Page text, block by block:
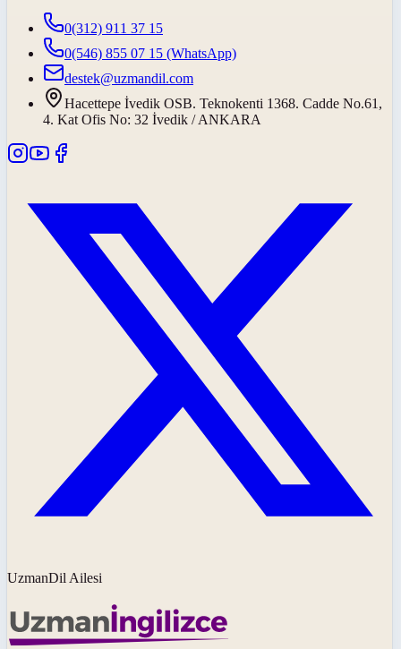
0(312) 911 37 15
0(546) 855 07 15 (WhatsApp)
destek@uzmandil.com
Hacettepe İvedik OSB. Teknokenti 1368. Cadde No.61,
4. Kat Ofis No: 32 İvedik / ANKARA
UzmanDil Ailesi